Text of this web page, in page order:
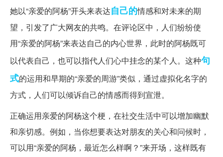
她以“亲爱的阿杨”开头来表达自己的情感和对未来的期
望，引发了广大网友的共鸣。在评论区中，人们纷纷使
用“亲爱的阿杨”来表达自己的内心世界，此时的阿杨既可
以代表自己，也可以指代人们心中挂念的某个人。这种句
式的运用和早期的“亲爱的周游”类似，通过虚拟化名字的
方式，人们可以倾诉自己的情感而得到宣泄。
正确运用亲爱的阿杨这个梗，在社交生活中可以增加幽默
和亲切感。例如，当你想要表达对朋友的关心和问候时，
可以用“亲爱的阿杨，最近怎么样啊？”来开场，这样既有